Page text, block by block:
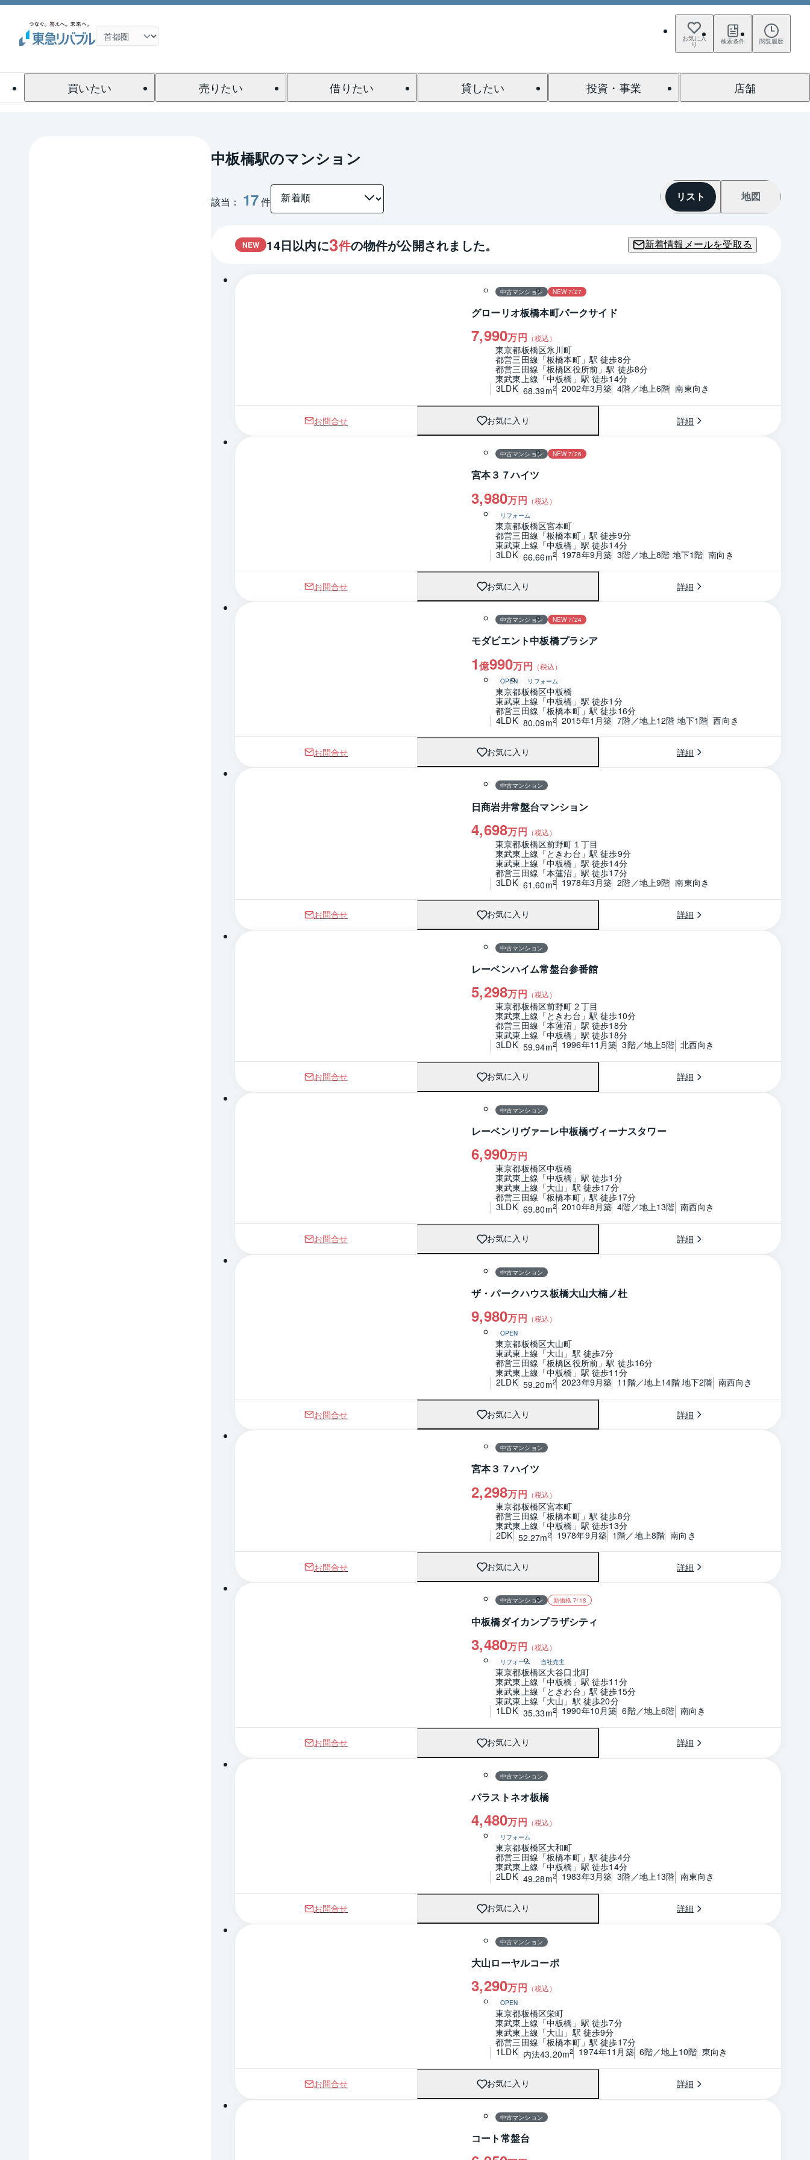
お気に入
り 検索条件 閲覧履歴
買いたい 売りたい 借りたい 貸したい 投資・事業 店舗
中板橋駅のマンション
該当： 17件 リスト 地図
NEW 14日以内に3件の物件が公開されました。 新着情報メールを受取る
中古マンション NEW 7/27
グローリオ板橋本町パークサイド
7,990万円 （税込）
東京都板橋区氷川町
都営三田線「板橋本町」駅 徒歩8分
都営三田線「板橋区役所前」駅 徒歩8分
東武東上線「中板橋」駅 徒歩14分
3LDK 68.39m2 2002年3月築 4階／地上6階 南東向き
お問合せ お気に入り 詳細
中古マンション NEW 7/26
宮本３７ハイツ
3,980万円 （税込）
リフォーム
東京都板橋区宮本町
都営三田線「板橋本町」駅 徒歩9分
東武東上線「中板橋」駅 徒歩14分
3LDK 66.66m2 1978年9月築 3階／地上8階 地下1階 南向き
お問合せ お気に入り 詳細
中古マンション NEW 7/24
モダビエント中板橋プラシア
1億990万円 （税込）
OPEN リフォーム
東京都板橋区中板橋
東武東上線「中板橋」駅 徒歩1分
都営三田線「板橋本町」駅 徒歩16分
4LDK 80.09m2 2015年1月築 7階／地上12階 地下1階 西向き
お問合せ お気に入り 詳細
中古マンション
日商岩井常盤台マンション
4,698万円 （税込）
東京都板橋区前野町１丁目
東武東上線「ときわ台」駅 徒歩9分
東武東上線「中板橋」駅 徒歩14分
都営三田線「本蓮沼」駅 徒歩17分
3LDK 61.60m2 1978年3月築 2階／地上9階 南東向き
お問合せ お気に入り 詳細
中古マンション
レーベンハイム常盤台参番館
5,298万円 （税込）
東京都板橋区前野町２丁目
東武東上線「ときわ台」駅 徒歩10分
都営三田線「本蓮沼」駅 徒歩18分
東武東上線「中板橋」駅 徒歩18分
3LDK 59.94m2 1996年11月築 3階／地上5階 北西向き
お問合せ お気に入り 詳細
中古マンション
レーベンリヴァーレ中板橋ヴィーナスタワー
6,990万円
東京都板橋区中板橋
東武東上線「中板橋」駅 徒歩1分
東武東上線「大山」駅 徒歩17分
都営三田線「板橋本町」駅 徒歩17分
3LDK 69.80m2 2010年8月築 4階／地上13階 南西向き
お問合せ お気に入り 詳細
中古マンション
ザ・パークハウス板橋大山大楠ノ杜
9,980万円 （税込）
OPEN
東京都板橋区大山町
東武東上線「大山」駅 徒歩7分
都営三田線「板橋区役所前」駅 徒歩16分
東武東上線「中板橋」駅 徒歩11分
2LDK 59.20m2 2023年9月築 11階／地上14階 地下2階 南西向き
お問合せ お気に入り 詳細
中古マンション
宮本３７ハイツ
2,298万円 （税込）
東京都板橋区宮本町
都営三田線「板橋本町」駅 徒歩8分
東武東上線「中板橋」駅 徒歩13分
2DK 52.27m2 1978年9月築 1階／地上8階 南向き
お問合せ お気に入り 詳細
中古マンション 新価格 7/18
中板橋ダイカンプラザシティ
3,480万円 （税込）
リフォーム 当社売主
東京都板橋区大谷口北町
東武東上線「中板橋」駅 徒歩11分
東武東上線「ときわ台」駅 徒歩15分
東武東上線「大山」駅 徒歩20分
1LDK 35.33m2 1990年10月築 6階／地上6階 南向き
お問合せ お気に入り 詳細
中古マンション
パラストネオ板橋
4,480万円 （税込）
リフォーム
東京都板橋区大和町
都営三田線「板橋本町」駅 徒歩4分
東武東上線「中板橋」駅 徒歩14分
2LDK 49.28m2 1983年3月築 3階／地上13階 南東向き
お問合せ お気に入り 詳細
中古マンション
大山ローヤルコーポ
3,290万円 （税込）
OPEN
東京都板橋区栄町
東武東上線「中板橋」駅 徒歩7分
東武東上線「大山」駅 徒歩9分
都営三田線「板橋本町」駅 徒歩17分
1LDK 内法43.20m2 1974年11月築 6階／地上10階 東向き
お問合せ お気に入り 詳細
中古マンション
コート常盤台